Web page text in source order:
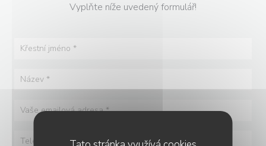
Vyplňte níže uvedený formulář!